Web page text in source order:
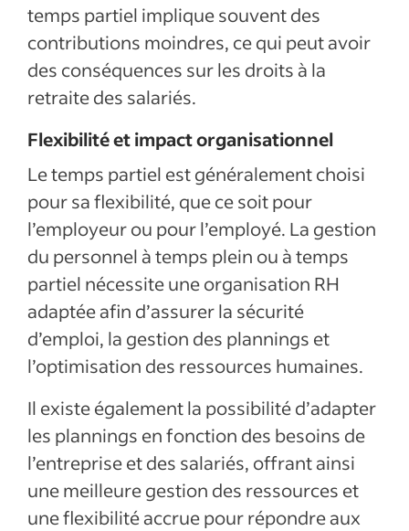
temps partiel implique souvent des
contributions moindres, ce qui peut avoir
des conséquences sur les droits à la
retraite des salariés.
Flexibilité et impact organisationnel
Le temps partiel est généralement choisi
pour sa flexibilité, que ce soit pour
l’employeur ou pour l’employé. La gestion
du personnel à temps plein ou à temps
partiel nécessite une organisation RH
adaptée afin d’assurer la sécurité
d’emploi, la gestion des plannings et
l’optimisation des ressources humaines.
Il existe également la possibilité d’adapter
les plannings en fonction des besoins de
l’entreprise et des salariés, offrant ainsi
une meilleure gestion des ressources et
une flexibilité accrue pour répondre aux